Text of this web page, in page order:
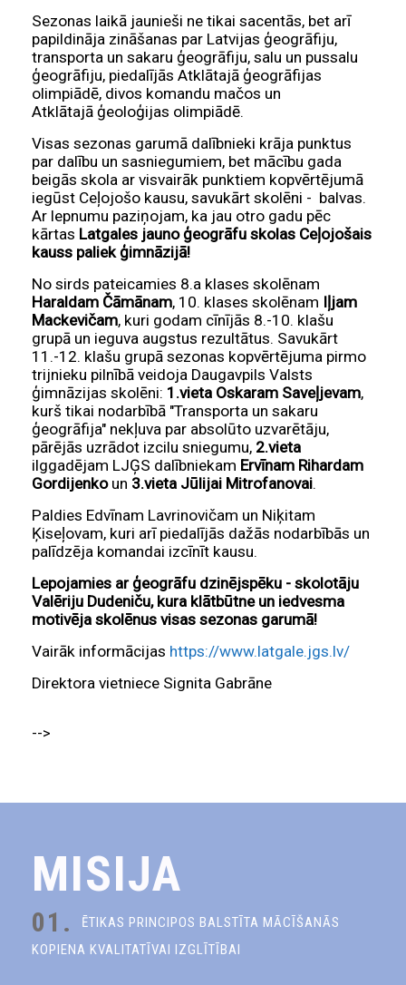
Sezonas laikā jaunieši ne tikai sacentās, bet arī
papildināja zināšanas par Latvijas ģeogrāfiju,
transporta un sakaru ģeogrāfiju, salu un pussalu
ģeogrāfiju, piedalījās Atklātajā ģeogrāfijas
olimpiādē, divos komandu mačos un
Atklātajā ģeoloģijas olimpiādē.
Visas sezonas garumā dalībnieki krāja punktus
par dalību un sasniegumiem, bet mācību gada
beigās skola ar visvairāk punktiem kopvērtējumā
iegūst Ceļojošo kausu, savukārt skolēni - balvas.
Ar lepnumu paziņojam, ka jau otro gadu pēc
kārtas Latgales jauno ģeogrāfu skolas Ceļojošais
kauss paliek ģimnāzijā!
No sirds pateicamies 8.a klases skolēnam
Haraldam Čāmānam, 10. klases skolēnam Iļjam
Mackevičam, kuri godam cīnījās 8.-10. klašu
grupā un ieguva augstus rezultātus. Savukārt
11.-12. klašu grupā sezonas kopvērtējuma pirmo
trijnieku pilnībā veidoja Daugavpils Valsts
ģimnāzijas skolēni: 1.vieta Oskaram Saveļjevam,
kurš tikai nodarbībā "Transporta un sakaru
ģeogrāfija" nekļuva par absolūto uzvarētāju,
pārējās uzrādot izcilu sniegumu, 2.vieta
ilggadējam LJĢS dalībniekam Ervīnam Rihardam
Gordijenko un 3.vieta Jūlijai Mitrofanovai.
Paldies Edvīnam Lavrinovičam un Niķitam
Ķiseļovam, kuri arī piedalījās dažās nodarbībās un
palīdzēja komandai izcīnīt kausu.
Lepojamies ar ģeogrāfu dzinējspēku - skolotāju
Valēriju Dudeniču, kura klātbūtne un iedvesma
motivēja skolēnus visas sezonas garumā!
Vairāk informācijas https://www.latgale.jgs.lv/
Direktora vietniece Signita Gabrāne
-->
MISIJA
01.
ĒTIKAS PRINCIPOS BALSTĪTA MĀCĪŠANĀS
KOPIENA KVALITATĪVAI IZGLĪTĪBAI